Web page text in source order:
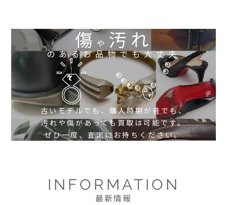
傷や 汚れ
のあるお品物でも大丈夫
古いモデルでも、購入時期が昔でも、
汚れや傷があっても買取は可能です。
ぜひ一度、査定にお持ちください。
INFORMATION
最新情報